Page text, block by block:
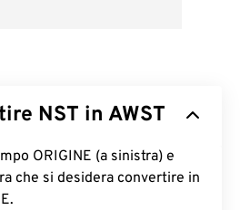
NST in AWST
ORIGINE (a sinistra) e
che si desidera convertire in